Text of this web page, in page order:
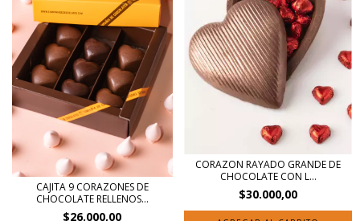
CAJITA 9 CORAZONES DE
CHOCOLATE RELLENOS...
$26.000,00
CORAZON RAYADO GRANDE DE
CHOCOLATE CON L...
$30.000,00